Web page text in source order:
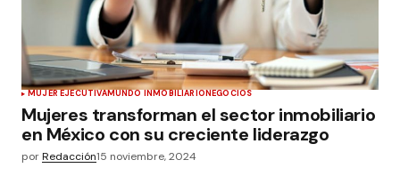
MUJER EJECUTIVAMUNDO INMOBILIARIO NEGOCIOS
Mujeres transforman el sector inmobiliario
en México con su creciente liderazgo
porRedacción15 noviembre, 2024